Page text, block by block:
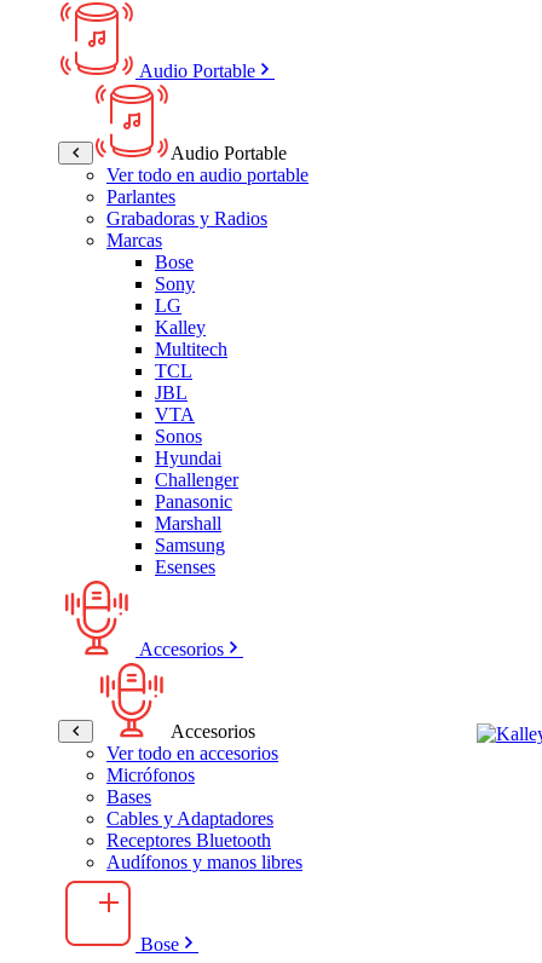
Audio Portable
Audio Portable
Ver todo en audio portable
Parlantes
Grabadoras y Radios
Marcas
Bose
Sony
LG
Kalley
Multitech
TCL
JBL
VTA
Sonos
Hyundai
Challenger
Panasonic
Marshall
Samsung
Esenses
Accesorios
Accesorios
Ver todo en accesorios
Micrófonos
Bases
Cables y Adaptadores
Receptores Bluetooth
Audífonos y manos libres
Bose